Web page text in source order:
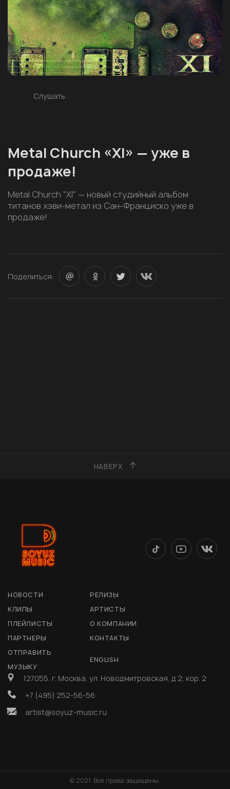
Слушать:
Metal Church «XI» — уже в
продаже!
Metal Church "XI" — новый студийный альбом
титанов хэви-метал из Сан-Франциско уже в
продаже!
Поделиться:
НАВЕРХ
НОВОСТИ
РЕЛИЗЫ
КЛИПЫ
АРТИСТЫ
ПЛЕЙЛИСТЫ
О КОМПАНИИ
ПАРТНЕРЫ
КОНТАКТЫ
ОТПРАВИТЬ
МУЗЫКУ
ENGLISH
127055, г. Москва, ул. Новодмитровская, д 2, кор. 2
+7 (495) 252-56-56
artist@soyuz-music.ru
© 2021. Все права защищены.